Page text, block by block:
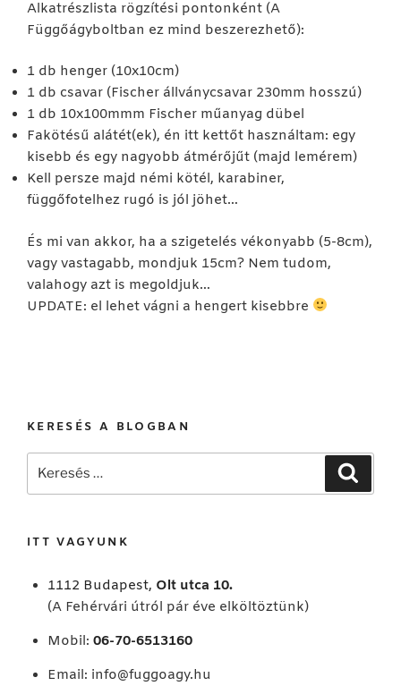
Alkatrészlista rögzítési pontonként (A
Függőágyboltban ez mind beszerezhető):
1 db henger (10x10cm)
1 db csavar (Fischer állványcsavar 230mm hosszú)
1 db 10x100mmm Fischer műanyag dübel
Fakötésű alátét(ek), én itt kettőt használtam: egy
kisebb és egy nagyobb átmérőjűt (majd lemérem)
Kell persze majd némi kötél, karabiner,
függőfotelhez rugó is jól jöhet…
És mi van akkor, ha a szigetelés vékonyabb (5-8cm),
vagy vastagabb, mondjuk 15cm? Nem tudom,
valahogy azt is megoldjuk…
UPDATE: el lehet vágni a hengert kisebbre
KERESÉS A BLOGBAN
Keresés
ITT VAGYUNK
1112 Budapest, Olt utca 10.
(A Fehérvári útról pár éve elköltöztünk)
Mobil: 06-70-6513160
Email: info@fuggoagy.hu